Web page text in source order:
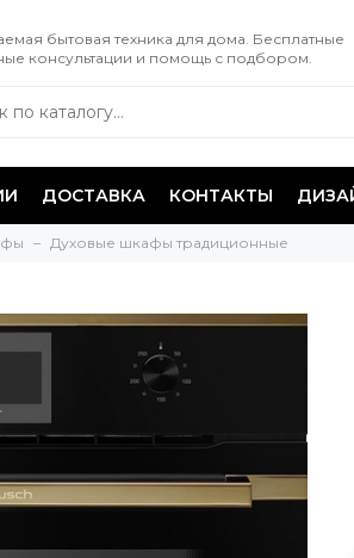
бытовая техника для дома. Бесплатные
консультации и помощь с подбором.
ДОСТАВКА КОНТАКТЫ
Духовые шкафы традиционные